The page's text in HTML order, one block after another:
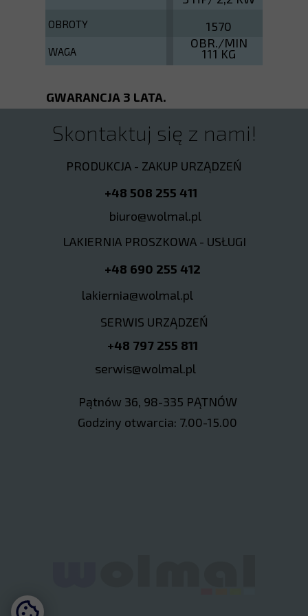
111 KG
1570
OBR./MIN
WAGA
OBROTY
GWARANCJA 3 LATA.
Pątnów 36, 98-335 PĄTNÓW
Godziny otwarcia: 7.00-15.00
PRODUKCJA - ZAKUP URZĄDZEŃ
+48 508 255 411
biuro@wolmal.pl
LAKIERNIA PROSZKOWA - USŁUGI
+48 690 255 412
lakiernia@wolmal.pl
SERWIS URZĄDZEŃ
+48 797 255 811
serwis@wolmal.pl
Skontaktuj się z nami!